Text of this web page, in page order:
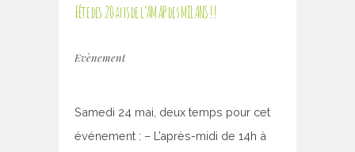
Fête des 20 ans de l’AMAP des MILANS !!
Evènement
Samedi 24 mai, deux temps pour cet
événement : – L’après-midi de 14h à